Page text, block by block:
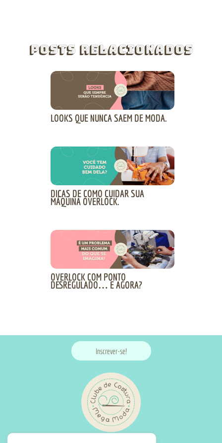
Posts Relacionados
LOOKS QUE NUNCA SAEM DE MODA.
DICAS DE COMO CUIDAR SUA
MÁQUINA OVERLOCK.
OVERLOCK COM PONTO
DESREGULADO… E AGORA?
Inscrever-se!